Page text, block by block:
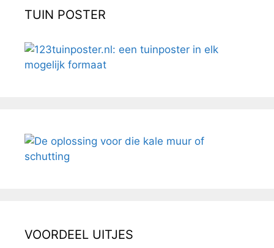
TUIN POSTER
VOORDEEL UITJES